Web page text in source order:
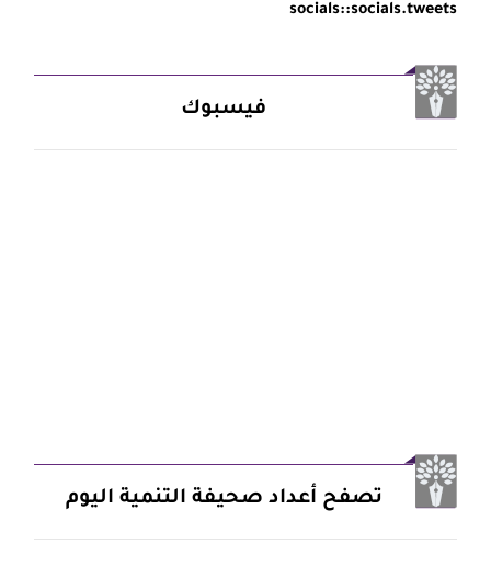
socials::socials.tweets
فيسبوك
تصفح أعداد صحيفة التنمية اليوم